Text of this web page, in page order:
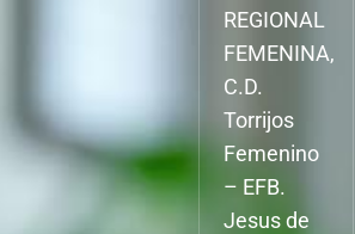
REGIONAL
FEMENINA,
C.D.
Torrijos
Femenino
– EFB.
Jesus de